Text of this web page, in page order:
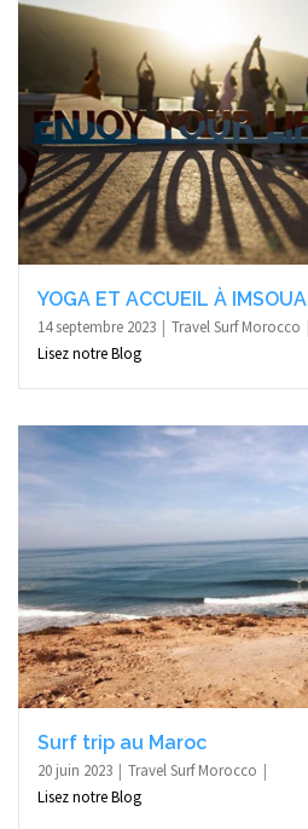
YOGA ET ACCUEIL À
14 septembre 2023
Travel Surf Morocco
Lisez notre Blog
Surf trip au Maroc
20 juin 2023
Travel Surf Morocco
Lisez notre Blog